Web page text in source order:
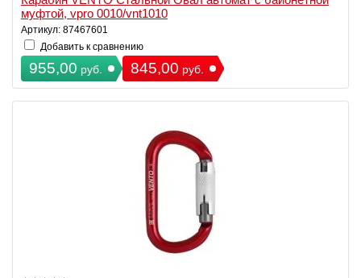
муфтой, vpro 0010/vnt1010
Артикул: 87467601
Добавить к сравнению
955,00 руб. 845,00 руб.